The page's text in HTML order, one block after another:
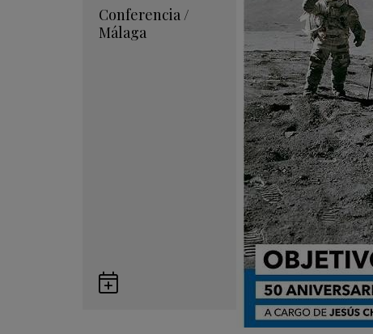
Conferencia/
Málaga
Guardar
en